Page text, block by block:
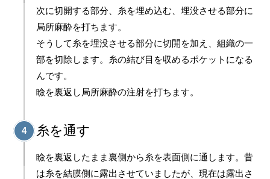
次に切開する部分、糸を埋め込む、埋没させる部分に
局所麻酔を打ちます。
そうして糸を埋没させる部分に切開を加え、組織の一
部を切除します。糸の結び目を収めるポケットになる
んです。
瞼を裏返し局所麻酔の注射を打ちます。
4 糸を通す
瞼を裏返したまま裏側から糸を表面側に通します。昔
は糸を結膜側に露出させていましたが、現在は露出さ